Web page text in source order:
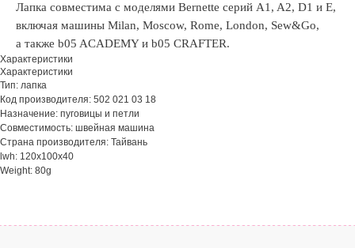
Лапка совместима с моделями Bernette серий A1, A2, D1 и E,
включая машины Milan, Moscow, Rome, London, Sew&Go,
а также b05 ACADEMY и b05 CRAFTER.
Характеристики
Характеристики
Тип: лапка
Код производителя: 502 021 03 18
Назначение: пуговицы и петли
Совместимость: швейная машина
Страна производителя: Тайвань
lwh: 120x100x40
Weight: 80g